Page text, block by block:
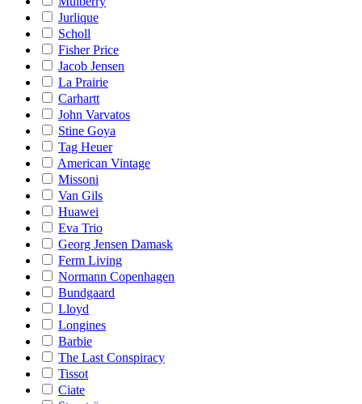
Jurlique
Scholl
Fisher Price
Jacob Jensen
La Prairie
Carhartt
John Varvatos
Stine Goya
Tag Heuer
American Vintage
Missoni
Van Gils
Huawei
Eva Trio
Georg Jensen Damask
Ferm Living
Normann Copenhagen
Bundgaard
Lloyd
Longines
Barbie
The Last Conspiracy
Tissot
Ciate